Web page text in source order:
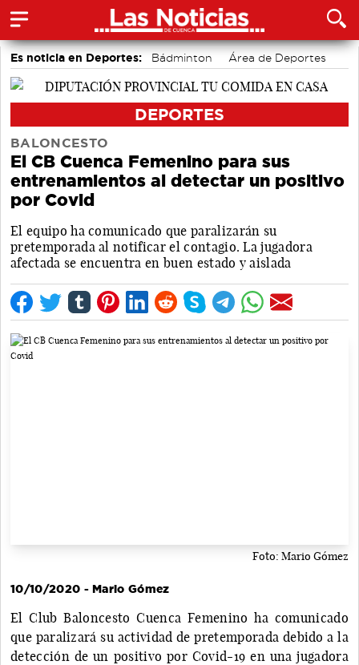
Es noticia en Deportes: Bádminton
Área de Deportes
Motor
DEPORTES
BALONCESTO
El CB Cuenca Femenino para sus
entrenamientos al detectar un positivo
por Covid
El equipo ha comunicado que paralizarán su
pretemporada al notificar el contagio. La jugadora
afectada se encuentra en buen estado y aislada
Foto: Mario Gómez
10/10/2020 - Mario Gómez
El Club Baloncesto Cuenca Femenino ha comunicado
que paralizará su actividad de pretemporada debido a la
detección de un positivo por Covid-19 en una jugadora